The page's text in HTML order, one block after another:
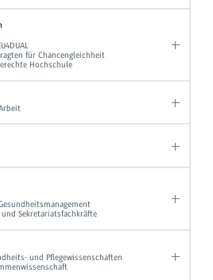
für Chancengleichheit
Hochschule
Sekretariatsfachkräfte
und Pflegewissenschaften